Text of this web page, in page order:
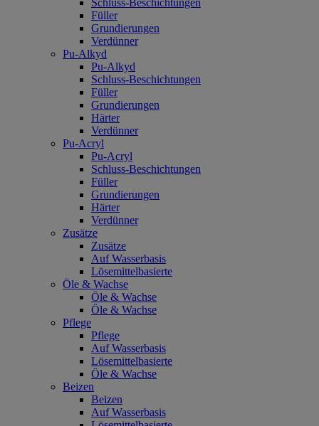
Schluss-Beschichtungen
Füller
Grundierungen
Verdünner
Pu-Alkyd
Pu-Alkyd
Schluss-Beschichtungen
Füller
Grundierungen
Härter
Verdünner
Pu-Acryl
Pu-Acryl
Schluss-Beschichtungen
Füller
Grundierungen
Härter
Verdünner
Zusätze
Zusätze
Auf Wasserbasis
Lösemittelbasierte
Öle & Wachse
Öle & Wachse
Öle & Wachse
Pflege
Pflege
Auf Wasserbasis
Lösemittelbasierte
Öle & Wachse
Beizen
Beizen
Auf Wasserbasis